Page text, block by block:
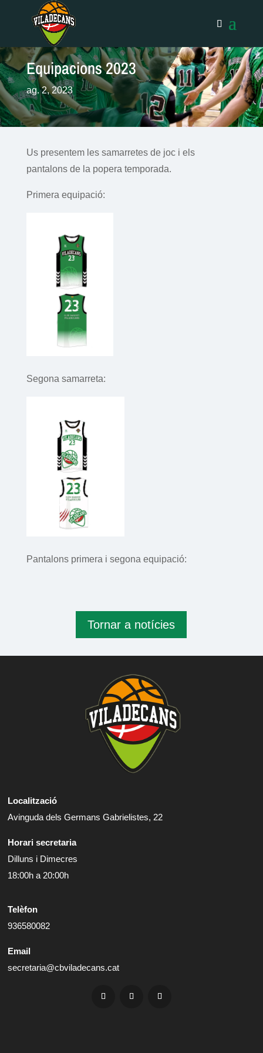
Equipacions 2023
ag. 2, 2023
Us presentem les samarretes de joc i els
pantalons de la popera temporada.
Primera equipació:
Segona samarreta:
Pantalons primera i segona equipació:
Tornar a notícies
Localització
Avinguda dels Germans Gabrielistes, 22
Horari secretaria
Dilluns i Dimecres
18:00h a 20:00h
Telèfon
936580082
Email
secretaria@cbviladecans.cat